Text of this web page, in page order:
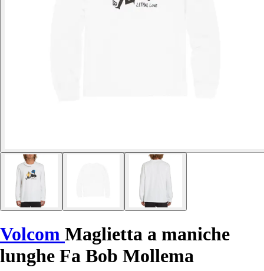
Volcom Maglietta a maniche
lunghe Fa Bob Mollema